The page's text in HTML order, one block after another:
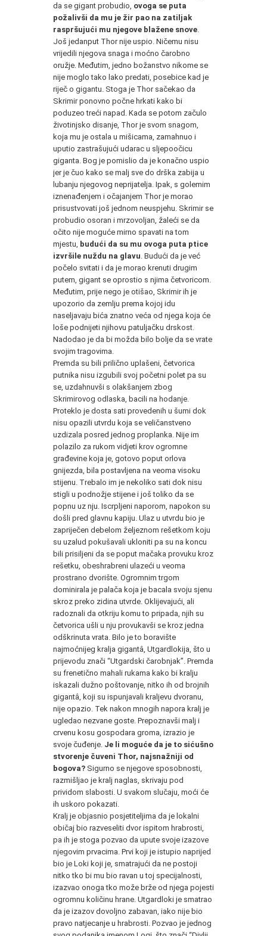
da se gigant probudio, ovoga se puta
požalivši da mu je žir pao na zatiljak
raspršujući mu njegove blažene snove
Još jedanput Thor nije uspio. Ničemu nisu
vrijedili njegova snaga i moćno čarobno
oružje. Međutim, jedno božanstvo nikome se
nije moglo tako lako predati, posebice kad je
riječ o gigantu. Stoga je Thor sačekao da
Skrimir ponovno počne hrkati kako bi
poduzeo treći napad. Kada se potom začulo
životinjsko disanje, Thor je svom snagom,
koja mu je ostala u mišicama, zamahnuo i
uputio zastrašujući udarac u sljepoočicu
giganta. Bog je pomislio da je konačno uspio
jer je čuo kako se malj sve do drška zabija u
lubanju njegovog neprijatelja. Ipak, s golemim
iznenađenjem i očajanjem Thor je morao
prisustvovati još jednom neuspjehu. Skrimir se
probudio osoran i mrzovoljan, žaleći se da
očito nije moguće mirno spavati na tom
mjestu, budući da su mu ovoga puta ptice
izvršile nuždu na glavu . Budući da je već
počelo svitati i da je morao krenuti drugim
putem, gigant se oprostio s njima četvoricom.
Međutim, prije nego je otišao, Skrimir ih je
upozorio da zemlju prema kojoj idu
naseljavaju bića znatno veća od njega koja će
loše podnijeti njihovu patuljačku drskost.
Nadodao je da bi možda bilo bolje da se vrate
svojim tragovima.
Premda su bili prilično uplašeni, četvorica
putnika nisu izgubili svoj početni polet pa su
se, uzdahnuvši s olakšanjem zbog
Skrimirovog odlaska, bacili na hodanje.
Proteklo je dosta sati provedenih u šumi dok
nisu opazili utvrdu koja se veličanstveno
uzdizala posred jednog proplanka. Nije im
polazilo za rukom vidjeti krov ogromne
građevine koja je, gotovo poput orlova
gnijezda, bila postavljena na veoma visoku
stijenu. Trebalo im je nekoliko sati dok nisu
stigli u podnožje stijene i još toliko da se
popnu uz nju. Iscrpljeni naporom, napokon su
došli pred glavnu kapiju. Ulaz u utvrdu bio je
zapriječen debelom željeznom rešetkom koju
su uzalud pokušavali ukloniti pa su na koncu
bili prisiljeni da se poput mačaka provuku kroz
rešetku, obeshrabreni ulazeći u veoma
prostrano dvorište. Ogromnim trgom
dominirala je palača koja je bacala svoju sjenu
skroz preko zidina utvrde. Oklijevajući, ali
radoznali da otkriju komu to pripada, njih su
četvorica ušli u nju provukavši se kroz jedna
odškrinuta vrata. Bilo je to boravište
najmoćnijeg kralja gigantâ, Utgardlokija, što u
prijevodu znači “Utgardski čarobnjak”. Premda
su frenetično mahali rukama kako bi kralju
iskazali dužno poštovanje, nitko ih od brojnih
gigantâ, koji su ispunjavali kraljevu dvoranu,
nije opazio. Tek nakon mnogih napora kralj je
ugledao nezvane goste. Prepoznavši malj i
crvenu kosu gospodara groma, izrazio je
svoje čuđenje. Je li moguće da je to sićušno
stvorenje čuveni Thor, najsnažniji od
bogova? Sigurno se njegove sposobnosti,
razmišljao je kralj naglas, skrivaju pod
prividom slabosti. U svakom slučaju, moći će
ih uskoro pokazati.
Kralj je objasnio posjetiteljima da je lokalni
običaj bio razveseliti dvor ispitom hrabrosti,
pa ih je stoga pozvao da upute svoje izazove
njegovim prvacima. Prvi koji je istupio naprijed
bio je Loki koji je, smatrajući da ne postoji
nitko tko bi mu bio ravan u toj specijalnosti,
izazvao onoga tko može brže od njega pojesti
ogromnu količinu hrane. Utgardloki je smatrao
da je izazov dovoljno zabavan, iako nije bio
pravo natjecanje u hrabrosti. Pozvao je jednog